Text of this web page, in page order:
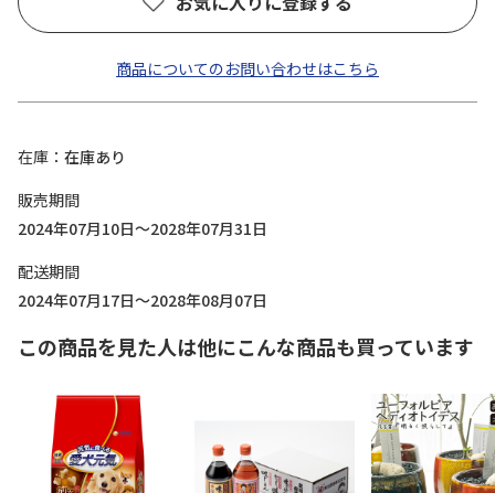
商品についてのお問い合わせはこちら
在庫
在庫あり
販売期間
2024年07月10日～2028年07月31日
配送期間
2024年07月17日～2028年08月07日
この商品を見た人は他にこんな商品も買っています